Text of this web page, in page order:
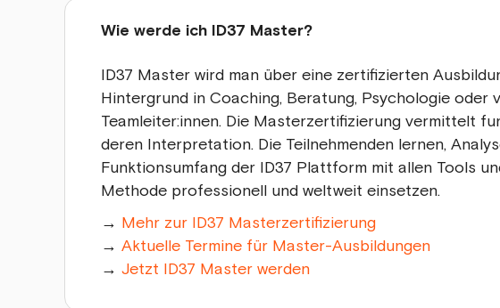
Wie werde ich ID37 Master?
ID37 Master wird man über eine zertifizierten
Hintergrund in Coaching, Beratung, Psychologie
Teamleiter:innen. Die Masterzertifizierung vermittelt
deren Interpretation. Die Teilnehmenden lernen,
Funktionsumfang der ID37 Plattform mit allen Tools
Methode professionell und weltweit einsetzen.
→ Mehr zur ID37 Masterzertifizierung
→ Aktuelle Termine für Master-Ausbildungen
→ Jetzt ID37 Master werden